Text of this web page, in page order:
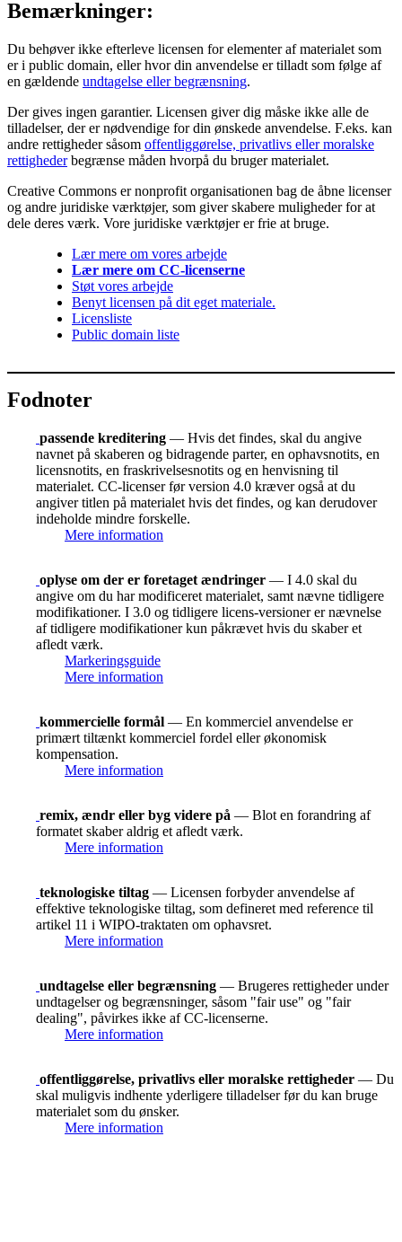
Bemærkninger:
Du behøver ikke efterleve licensen for elementer af materialet som
er i public domain, eller hvor din anvendelse er tilladt som følge af
en gældende undtagelse eller begrænsning.
Der gives ingen garantier. Licensen giver dig måske ikke alle de
tilladelser, der er nødvendige for din ønskede anvendelse. F.eks. kan
andre rettigheder såsom offentliggørelse, privatlivs eller moralske
rettighederbegrænse måden hvorpå du bruger materialet.
Creative Commons er nonprofit organisationen bag de åbne licenser
og andre juridiske værktøjer, som giver skabere muligheder for at
dele deres værk. Vore juridiske værktøjer er frie at bruge.
Lær mere om vores arbejde
Lær mere om CC-licenserne
Støt vores arbejde
Benyt licensen på dit eget materiale.
Licensliste
Public domain liste
Fodnoter
passende kreditering — Hvis det findes, skal du angive
navnet på skaberen og bidragende parter, en ophavsnotits, en
licensnotits, en fraskrivelsesnotits og en henvisning til
materialet. CC-licenser før version 4.0 kræver også at du
angiver titlen på materialet hvis det findes, og kan derudover
indeholde mindre forskelle.
Mere information
oplyse om der er foretaget ændringer — I 4.0 skal du
angive om du har modificeret materialet, samt nævne tidligere
modifikationer. I 3.0 og tidligere licens-versioner er nævnelse
af tidligere modifikationer kun påkrævet hvis du skaber et
afledt værk.
Markeringsguide
Mere information
kommercielle formål — En kommerciel anvendelse er
primært tiltænkt kommerciel fordel eller økonomisk
kompensation.
Mere information
remix, ændr eller byg videre på — Blot en forandring af
formatet skaber aldrig et afledt værk.
Mere information
teknologiske tiltag — Licensen forbyder anvendelse af
effektive teknologiske tiltag, som defineret med reference til
artikel 11 i WIPO-traktaten om ophavsret.
Mere information
undtagelse eller begrænsning — Brugeres rettigheder under
undtagelser og begrænsninger, såsom "fair use" og "fair
dealing", påvirkes ikke af CC-licenserne.
Mere information
offentliggørelse, privatlivs eller moralske rettigheder — Du
skal muligvis indhente yderligere tilladelser før du kan bruge
materialet som du ønsker.
Mere information